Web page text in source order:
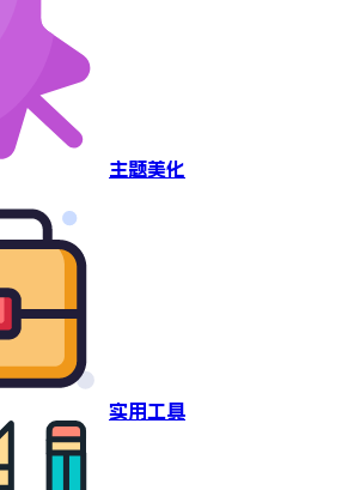
主题美化
实用工具